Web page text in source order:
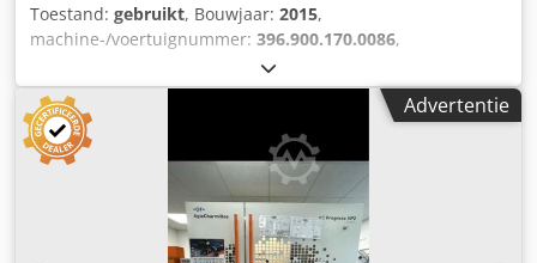
Toestand: gebruikt, Bouwjaar: 2015,
machine-/voertuignummer: 396.900.170.0086,
, Deze Agie Charmilles
draadsnijmachine, type: EDM CUT E 350, wordt tijdens
onze industriële veiling / machineveiling, in verband met
de sluiting van de vestiging van J&S GmbH Automotive
Technology - Persen en metaalbewerking, online geveild.
Deze en vele andere items vindt u op ons platform.
Aanvullende machinegegevens: Draadsnijmachine Agie
Charmilles EDM CUT E 350 Bouwjaar: 2015 Eigen gewicht:
Advertentie